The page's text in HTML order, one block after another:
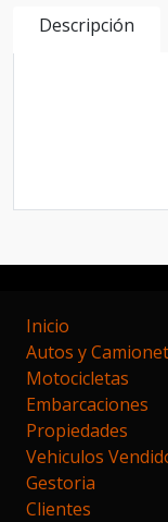
Descripción
Inicio
Autos y
Motocicletas
Embarcaciones
Propiedades
Vehiculos
Gestoria
Clientes